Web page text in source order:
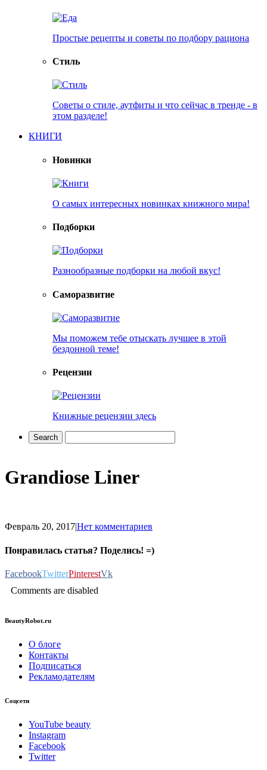
Простые рецепты и советы по подбору рациона
Стиль
Советы о стиле, аутфиты и что сейчас в тренде - в
этом разделе!
КНИГИ
Новинки
О самых интересных новинках книжного мира!
Подборки
Разнообразные подборки на любой вкус!
Саморазвитие
Мы поможем тебе отыскать лучшее в этой
бездонной теме!
Рецензии
Книжные рецензии здесь
Grandiose Liner
Февраль 20, 2017|Нет комментариев
Понравилась статья? Поделись! =)
FacebookTwitterPinterestVk
Comments are disabled
BeautyRobot.ru
О блоге
Контакты
Подписаться
Рекламодателям
Соцсети
YouTube beauty
Instagram
Facebook
Twitter